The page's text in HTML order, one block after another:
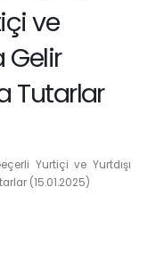
ve
Gelir
Tutarlar
Yurtiçi ve Yurtdışı
(15.01.2025)